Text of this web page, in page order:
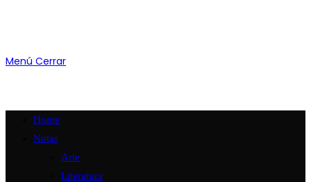
Menú Cerrar
Home
Notas
Arte
Literatura